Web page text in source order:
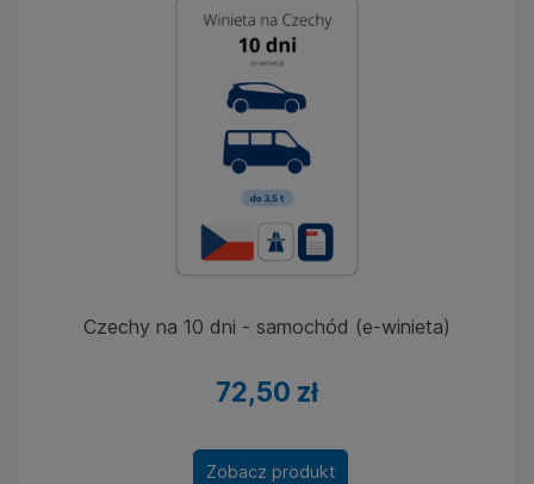
Czechy na 10 dni - samochód (e-winieta)
72,50 zł
Zobacz produkt